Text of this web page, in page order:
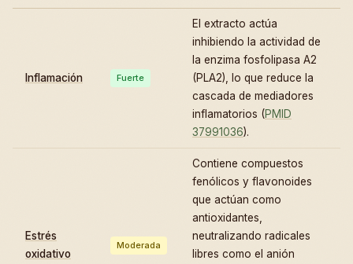
Inflamación Fuerte
El extracto actúa
inhibiendo la actividad de
la enzima fosfolipasa A2
(PLA2), lo que reduce la
cascada de mediadores
inflamatorios (PMID
37991036).
Estrés
oxidativo
Moderada
Contiene compuestos
fenólicos y flavonoides
que actúan como
antioxidantes,
neutralizando radicales
libres como el anión